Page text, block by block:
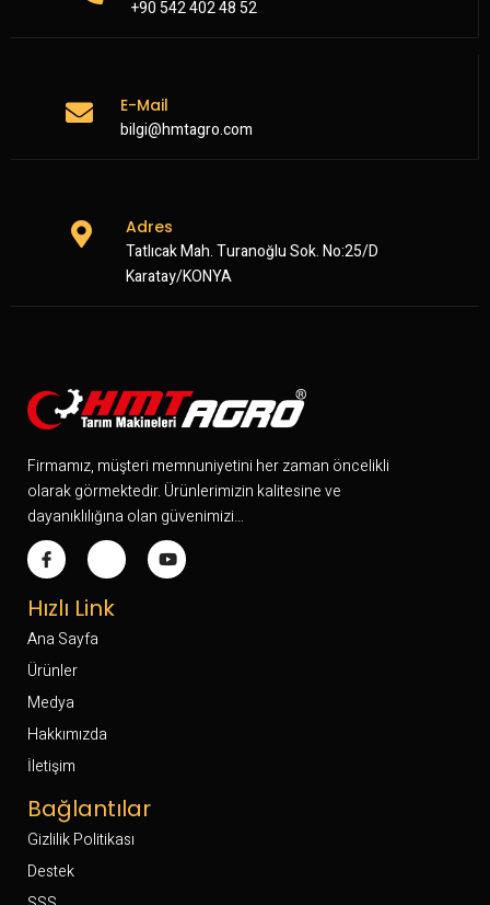
+90 542 402 48 52
E-Mail
bilgi@hmtagro.com
Adres
Tatlıcak Mah. Turanoğlu Sok. No:25/D
Karatay/KONYA
Firmamız, müşteri memnuniyetini her zaman öncelikli
olarak görmektedir. Ürünlerimizin kalitesine ve
dayanıklılığına olan güvenimizi…
Hızlı Link
Ana Sayfa
Ürünler
Medya
Hakkımızda
İletişim
Bağlantılar
Gizlilik Politikası
Destek